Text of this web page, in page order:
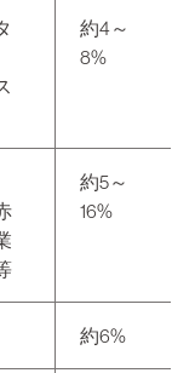
約4～
8%
約5～
16%
約6%